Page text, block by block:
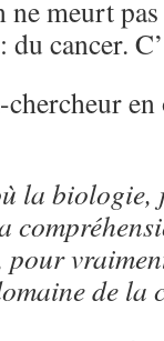
ne meurt
cancer.
la biologie,
de la